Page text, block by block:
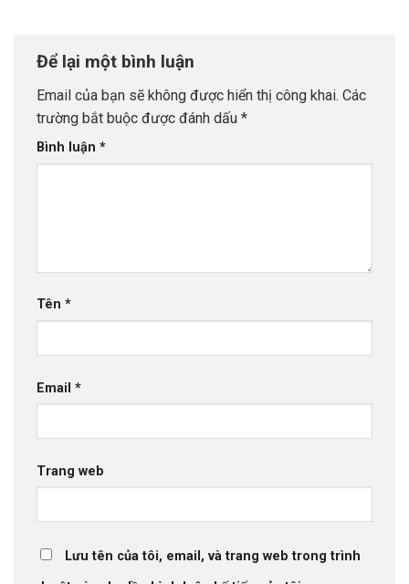
Để lại một bình luận
Email của bạn sẽ không được hiển thị công khai. Các
trường bắt buộc được đánh dấu *
Bình luận *
Tên *
Email *
Trang web
Lưu tên của tôi, email, và trang web trong trình